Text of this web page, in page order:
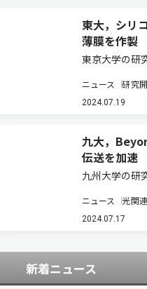
東大，シリ
薄膜を作製
東京大学の研
大面積の強誘
な手法を開発
ニュース 研究
2024.07.19
九大，
伝送を加速
九州大学の研
を見出し，超
した（ニュー
ニュース 光関
2024.07.17
新着ニュース